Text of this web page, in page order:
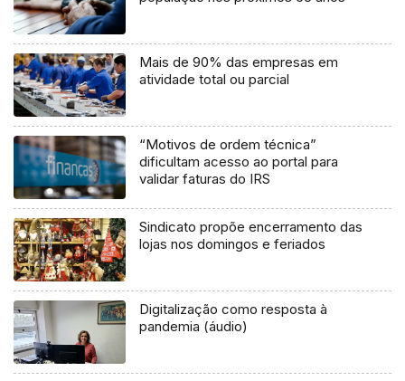
Mais de 90% das empresas em
atividade total ou parcial
“Motivos de ordem técnica”
dificultam acesso ao portal para
validar faturas do IRS
Sindicato propõe encerramento das
lojas nos domingos e feriados
Digitalização como resposta à
pandemia (áudio)